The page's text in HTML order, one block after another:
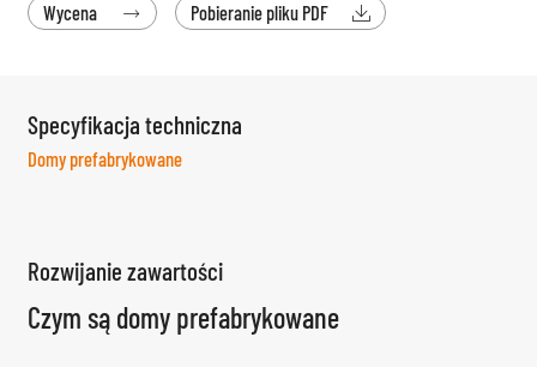
Wycena  Pobieranie pliku PDF 
Specyfikacja techniczna
Domy prefabrykowane
Rozwijanie zawartości
Czym są domy prefabrykowane